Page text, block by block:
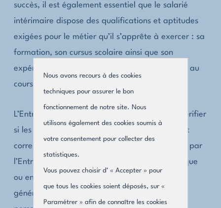
Nous avons recours à des cookies
techniques pour assurer le bon
fonctionnement de notre site. Nous
utilisons également des cookies soumis à
votre consentement pour collecter des
statistiques.
Vous pouvez choisir d’ « Accepter » pour
que tous les cookies soient déposés, sur «
Paramétrer » afin de connaître les cookies
succès, il est également essentiel que le salarié
intérimaire dispose des qualifications et aptitudes
exigées pour le métier qu’il s’apprête à exercer : sa
formation, son cursus scolaire ainsi que son
expérience professionnelle seront donc évalués au
cours des différents entretiens de présélection.
L’Entreprise de Travail Temporaire doit donc vérifier
si les formations et les expériences du candidat
correspondent effectivement au poste proposé par
l’Entreprise Utilisatrice. Un entretien téléphonique
ou en présentiel (CV à l’appui) permet
généralement de confirmer (ou non) que la